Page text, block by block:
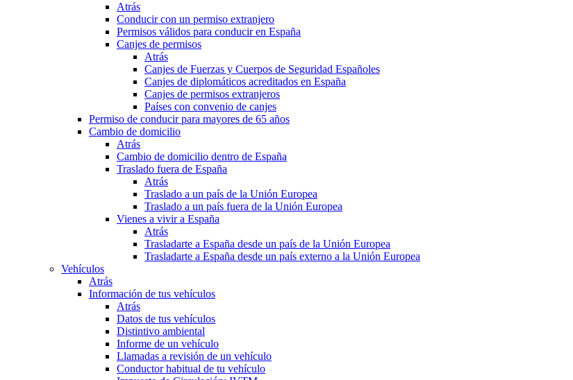
Atrás
Conducir con un permiso extranjero
Permisos válidos para conducir en España
Canjes de permisos
Atrás
Canjes de Fuerzas y Cuerpos de Seguridad Españoles
Canjes de diplomáticos acreditados en España
Canjes de permisos extranjeros
Países con convenio de canjes
Permiso de conducir para mayores de 65 años
Cambio de domicilio
Atrás
Cambio de domicilio dentro de España
Traslado fuera de España
Atrás
Traslado a un país de la Unión Europea
Traslado a un país fuera de la Unión Europea
Vienes a vivir a España
Atrás
Trasladarte a España desde un país de la Unión Europea
Trasladarte a España desde un país externo a la Unión Europea
Vehículos
Atrás
Información de tus vehículos
Atrás
Datos de tus vehículos
Distintivo ambiental
Informe de un vehículo
Llamadas a revisión de un vehículo
Conductor habitual de tu vehículo